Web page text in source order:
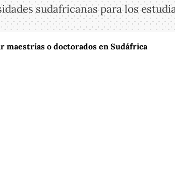
sudafricanas para los
maestrías o doctorados en Sudáfrica